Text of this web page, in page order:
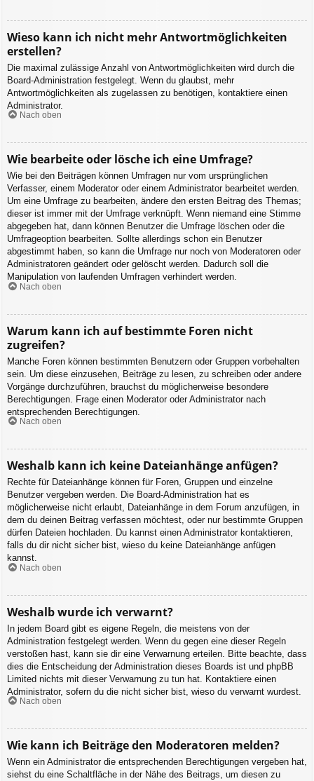
Wieso kann ich nicht mehr Antwortmöglichkeiten
erstellen?
Die maximal zulässige Anzahl von Antwortmöglichkeiten wird durch die
Board-Administration festgelegt. Wenn du glaubst, mehr
Antwortmöglichkeiten als zugelassen zu benötigen, kontaktiere einen
Administrator.
Nach oben
Wie bearbeite oder lösche ich eine Umfrage?
Wie bei den Beiträgen können Umfragen nur vom ursprünglichen
Verfasser, einem Moderator oder einem Administrator bearbeitet werden.
Um eine Umfrage zu bearbeiten, ändere den ersten Beitrag des Themas;
dieser ist immer mit der Umfrage verknüpft. Wenn niemand eine Stimme
abgegeben hat, dann können Benutzer die Umfrage löschen oder die
Umfrageoption bearbeiten. Sollte allerdings schon ein Benutzer
abgestimmt haben, so kann die Umfrage nur noch von Moderatoren oder
Administratoren geändert oder gelöscht werden. Dadurch soll die
Manipulation von laufenden Umfragen verhindert werden.
Nach oben
Warum kann ich auf bestimmte Foren nicht
zugreifen?
Manche Foren können bestimmten Benutzern oder Gruppen vorbehalten
sein. Um diese einzusehen, Beiträge zu lesen, zu schreiben oder andere
Vorgänge durchzuführen, brauchst du möglicherweise besondere
Berechtigungen. Frage einen Moderator oder Administrator nach
entsprechenden Berechtigungen.
Nach oben
Weshalb kann ich keine Dateianhänge anfügen?
Rechte für Dateianhänge können für Foren, Gruppen und einzelne
Benutzer vergeben werden. Die Board-Administration hat es
möglicherweise nicht erlaubt, Dateianhänge in dem Forum anzufügen, in
dem du deinen Beitrag verfassen möchtest, oder nur bestimmte Gruppen
dürfen Dateien hochladen. Du kannst einen Administrator kontaktieren,
falls du dir nicht sicher bist, wieso du keine Dateianhänge anfügen
kannst.
Nach oben
Weshalb wurde ich verwarnt?
In jedem Board gibt es eigene Regeln, die meistens von der
Administration festgelegt werden. Wenn du gegen eine dieser Regeln
verstoßen hast, kann sie dir eine Verwarnung erteilen. Bitte beachte, dass
dies die Entscheidung der Administration dieses Boards ist und phpBB
Limited nichts mit dieser Verwarnung zu tun hat. Kontaktiere einen
Administrator, sofern du die nicht sicher bist, wieso du verwarnt wurdest.
Nach oben
Wie kann ich Beiträge den Moderatoren melden?
Wenn ein Administrator die entsprechenden Berechtigungen vergeben hat,
siehst du eine Schaltfläche in der Nähe des Beitrags, um diesen zu